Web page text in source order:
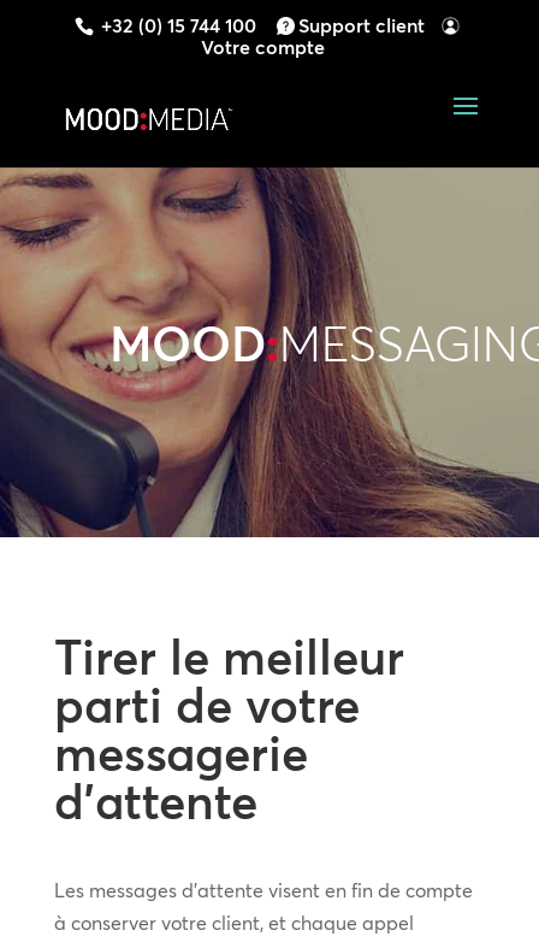
+32 (0) 15 744 100
Support client
Votre compte
MOOD:
Tirer le meilleur
parti de votre
messagerie
d’attente
Les messages d’attente visent en fin de compte
à conserver votre client, et chaque appel